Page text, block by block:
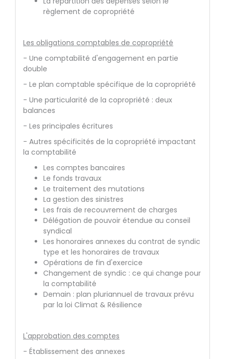
règlement de copropriété
Les obligations comptables de copropriété
- Une comptabilité d'engagement en partie
double
- Le plan comptable spécifique de la copropriété
- Une particularité de la copropriété : deux
balances
- Les principales écritures
- Autres spécificités de la copropriété impactant
la comptabilité
Les comptes bancaires
Le fonds travaux
Le traitement des mutations
La gestion des sinistres
Les frais de recouvrement de charges
Délégation de pouvoir étendue au conseil
syndical
Les honoraires annexes du contrat de syndic
type et les honoraires de travaux
Opérations de fin d'exercice
Changement de syndic : ce qui change pour
la comptabilité
Demain : plan pluriannuel de travaux prévu
par la loi Climat & Résilience
L'approbation des comptes
- Établissement des annexes